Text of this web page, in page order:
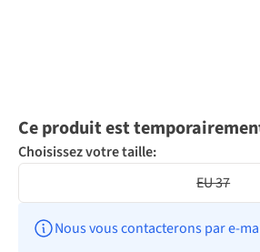
Ce produit est
Choisissez votre taille:
EU 37
Nous vous contacterons par e-